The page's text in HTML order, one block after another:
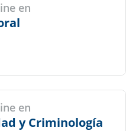
en
en
y Criminología